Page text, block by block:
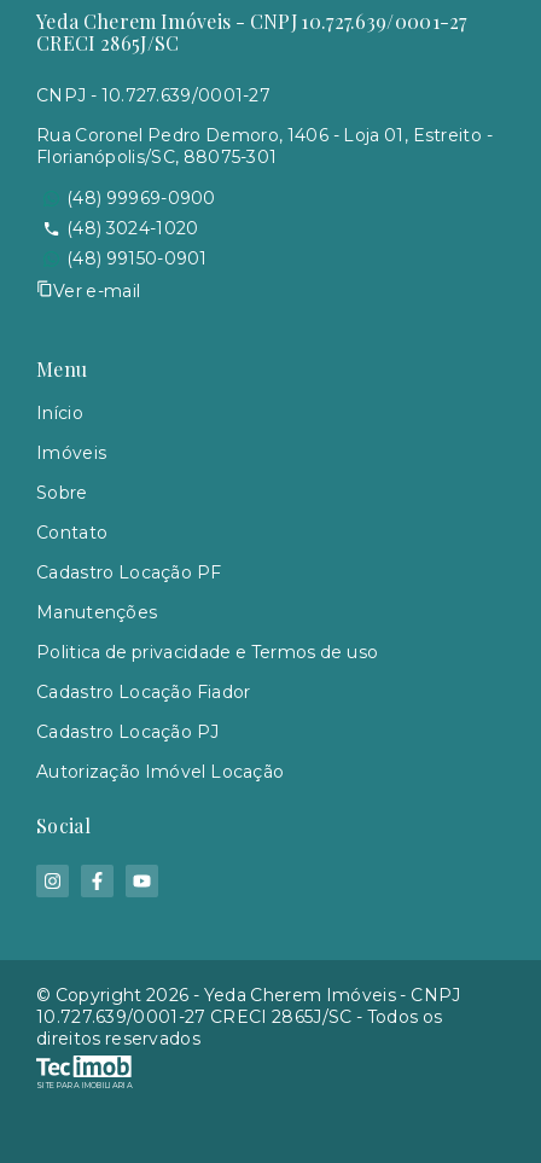
Yeda Cherem Imóveis - CNPJ 10.727.639/0001-27
CRECI 2865J/SC
CNPJ - 10.727.639/0001-27
Rua Coronel Pedro Demoro, 1406 - Loja 01, Estreito -
Florianópolis/SC, 88075-301
(48) 99969-0900
(48) 3024-1020
(48) 99150-0901
Ver e-mail
Menu
Início
Imóveis
Sobre
Contato
Cadastro Locação PF
Manutenções
Politica de privacidade e Termos de uso
Cadastro Locação Fiador
Cadastro Locação PJ
Autorização Imóvel Locação
Social
© Copyright 2026 - Yeda Cherem Imóveis - CNPJ
10.727.639/0001-27 CRECI 2865J/SC - Todos os
direitos reservados
SITE PARA IMOBILIARIA